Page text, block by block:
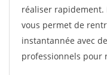
réaliser rapidement.
vous permet de
instantannée avec
professionnels pour